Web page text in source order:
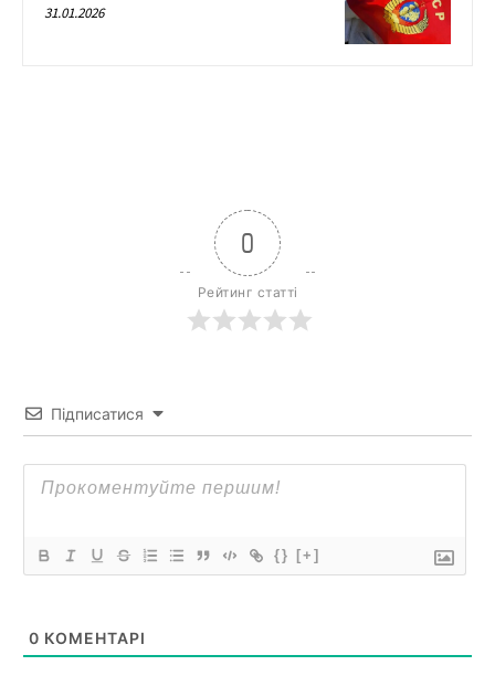
31.01.2026
0
Рейтинг статті
Підписатися
{} [+]
0 КОМЕНТАРІ